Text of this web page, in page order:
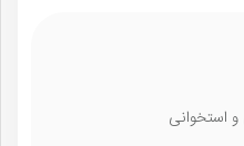
استخوانی